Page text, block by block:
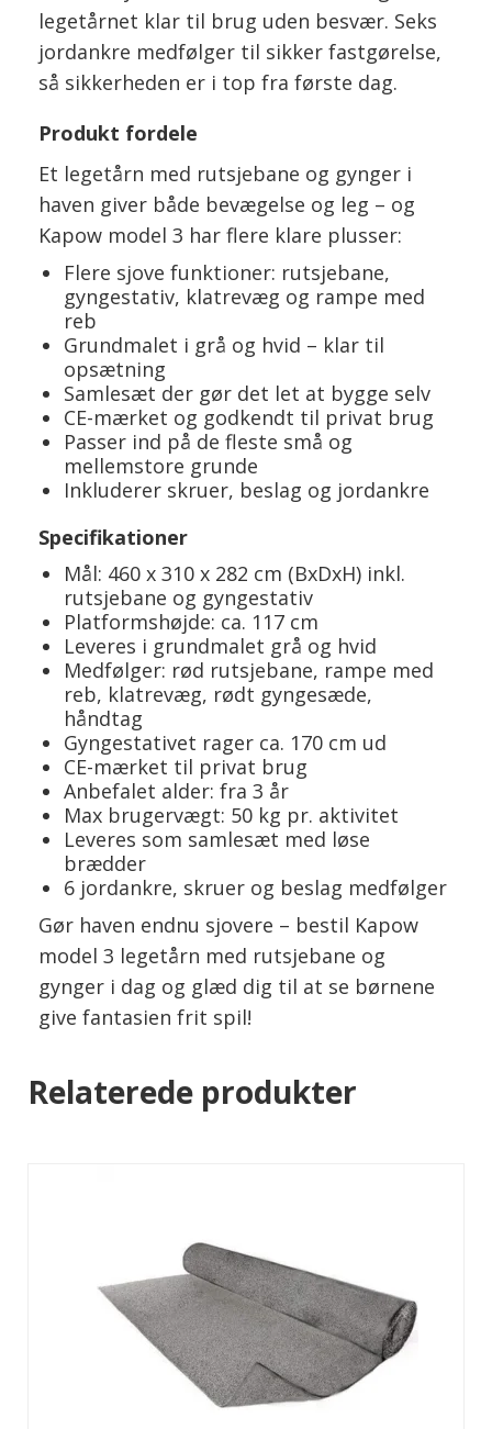
legetårnet klar til brug uden besvær. Seks
jordankre medfølger til sikker fastgørelse,
så sikkerheden er i top fra første dag.
Produkt fordele
Et legetårn med rutsjebane og gynger i
haven giver både bevægelse og leg – og
Kapow model 3 har flere klare plusser:
Flere sjove funktioner: rutsjebane,
gyngestativ, klatrevæg og rampe med
reb
Grundmalet i grå og hvid – klar til
opsætning
Samlesæt der gør det let at bygge selv
CE-mærket og godkendt til privat brug
Passer ind på de fleste små og
mellemstore grunde
Inkluderer skruer, beslag og jordankre
Specifikationer
Mål: 460 x 310 x 282 cm (BxDxH) inkl.
rutsjebane og gyngestativ
Platformshøjde: ca. 117 cm
Leveres i grundmalet grå og hvid
Medfølger: rød rutsjebane, rampe med
reb, klatrevæg, rødt gyngesæde,
håndtag
Gyngestativet rager ca. 170 cm ud
CE-mærket til privat brug
Anbefalet alder: fra 3 år
Max brugervægt: 50 kg pr. aktivitet
Leveres som samlesæt med løse
brædder
6 jordankre, skruer og beslag medfølger
Gør haven endnu sjovere – bestil Kapow
model 3 legetårn med rutsjebane og
gynger i dag og glæd dig til at se børnene
give fantasien frit spil!
Relaterede produkter